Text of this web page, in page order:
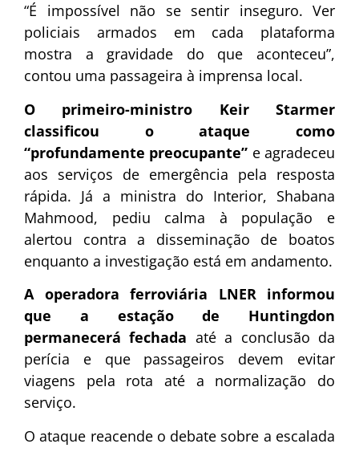
“É impossível não se sentir inseguro. Ver
policiais armados em cada plataforma
mostra a gravidade do que aconteceu”,
contou uma passageira à imprensa local.
O primeiro-ministro Keir Starmer
classificou o ataque como
“profundamente preocupante” e agradeceu
aos serviços de emergência pela resposta
rápida. Já a ministra do Interior, Shabana
Mahmood, pediu calma à população e
alertou contra a disseminação de boatos
enquanto a investigação está em andamento.
A operadora ferroviária LNER informou
que a estação de Huntingdon
permanecerá fechada até a conclusão da
perícia e que passageiros devem evitar
viagens pela rota até a normalização do
serviço.
O ataque reacende o debate sobre a escalada